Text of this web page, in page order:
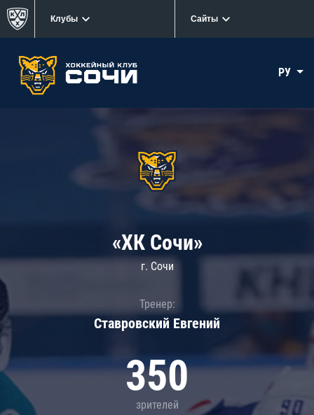
Клубы Сайты
РУ
«ХК Сочи»
г. Сочи
Тренер:
Ставровский Евгений
350
зрителей